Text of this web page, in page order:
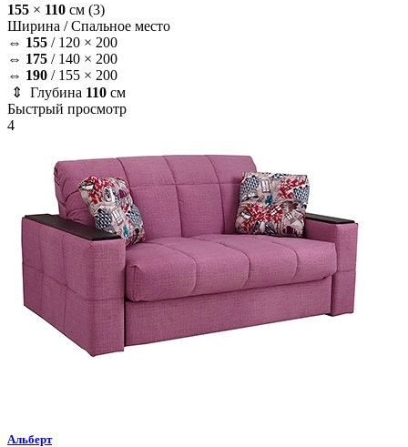
155 × 110 см (3)
Ширина /Спальное место
⇔ 155 / 120 × 200
⇔ 175 / 140 × 200
⇔ 190 / 155 × 200
⇕ Глубина 110 см
Быстрый просмотр
4
Альберт